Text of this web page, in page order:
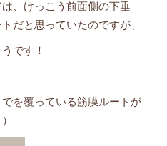
、けっこう前面側の下垂
だと思っていたのですが、
です！
を覆っている筋膜ルートが